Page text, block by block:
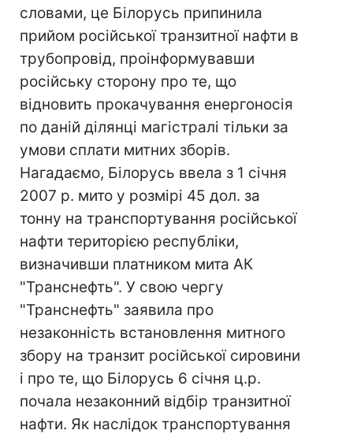
словами, це Білорусь припинила
прийом російської транзитної нафти в
трубопровід, проінформувавши
російську сторону про те, що
відновить прокачування енергоносія
по даній ділянці магістралі тільки за
умови сплати митних зборів.
Нагадаємо, Білорусь ввела з 1 січня
2007 р. мито у розмірі 45 дол. за
тонну на транспортування російської
нафти територією республіки,
визначивши платником мита АК
"Транснефть". У свою чергу
"Транснефть" заявила про
незаконність встановлення митного
збору на транзит російської сировини
і про те, що Білорусь 6 січня ц.р.
почала незаконний відбір транзитної
нафти. Як наслідок транспортування